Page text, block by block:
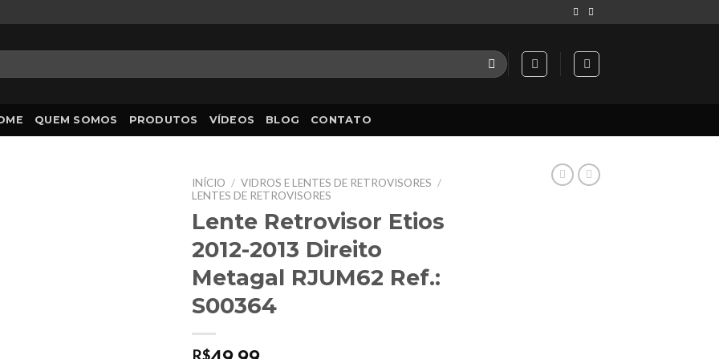
QUEM SOMOS PRODUTOS VÍDEOS BLOG CONTATO
INÍCIO / VIDROS E LENTES DE RETROVISORES /
LENTES DE RETROVISORES
Lente Retrovisor Etios
2012-2013 Direito
Metagal RJUM62 Ref.:
S00364
R$